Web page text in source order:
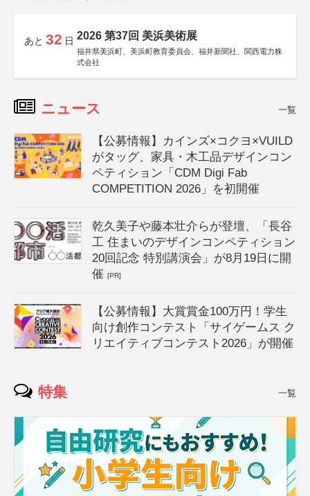
あと 32 日 2026 第37回 美浜美術展
福井県美浜町、美浜町教育委員会、福井新聞社、関西電力株
式会社
ニュース 一覧
【公募情報】カインズ×コクヨ×VUILD
がタッグ、家具・木工品デザインコン
ペティション「CDM Digi Fab
COMPETITION 2026」を初開催
乾久美子や藤本壮介らが登壇、「長谷
工 住まいのデザインコンペティション
20回記念 特別講演会」が8月19日に開
催[PR]
【公募情報】大賞賞金100万円！学生
向け創作コンテスト「サイゲームス ク
リエイティブコンテスト2026」が開催
特集 一覧